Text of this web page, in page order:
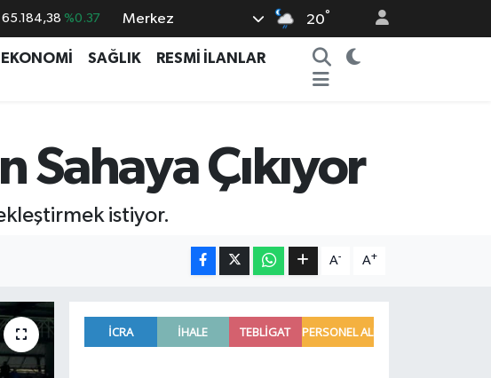
65.184,38 %0.37
47,7239 %0.01
6664.02 %0.05
13.779 %-14
Merkez 20°
EKONOMİ SAĞLIK
RESMİ İLANLAR
Çıkıyor
istiyor.
A- A+